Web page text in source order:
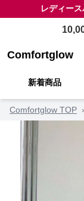
レディー
Comfortglow
新着商品
Comfortglow TOP ›